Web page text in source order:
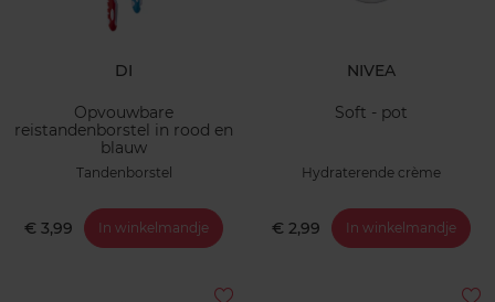
DI
Opvouwbare
reistandenborstel in rood en
blauw
Tandenborstel
€ 3,99 In winkelmandje
NIVEA
Soft - pot
Hydraterende crème
€ 2,99 In winkelmandje